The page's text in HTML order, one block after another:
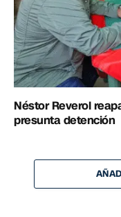
Néstor Reverol
presunta detención